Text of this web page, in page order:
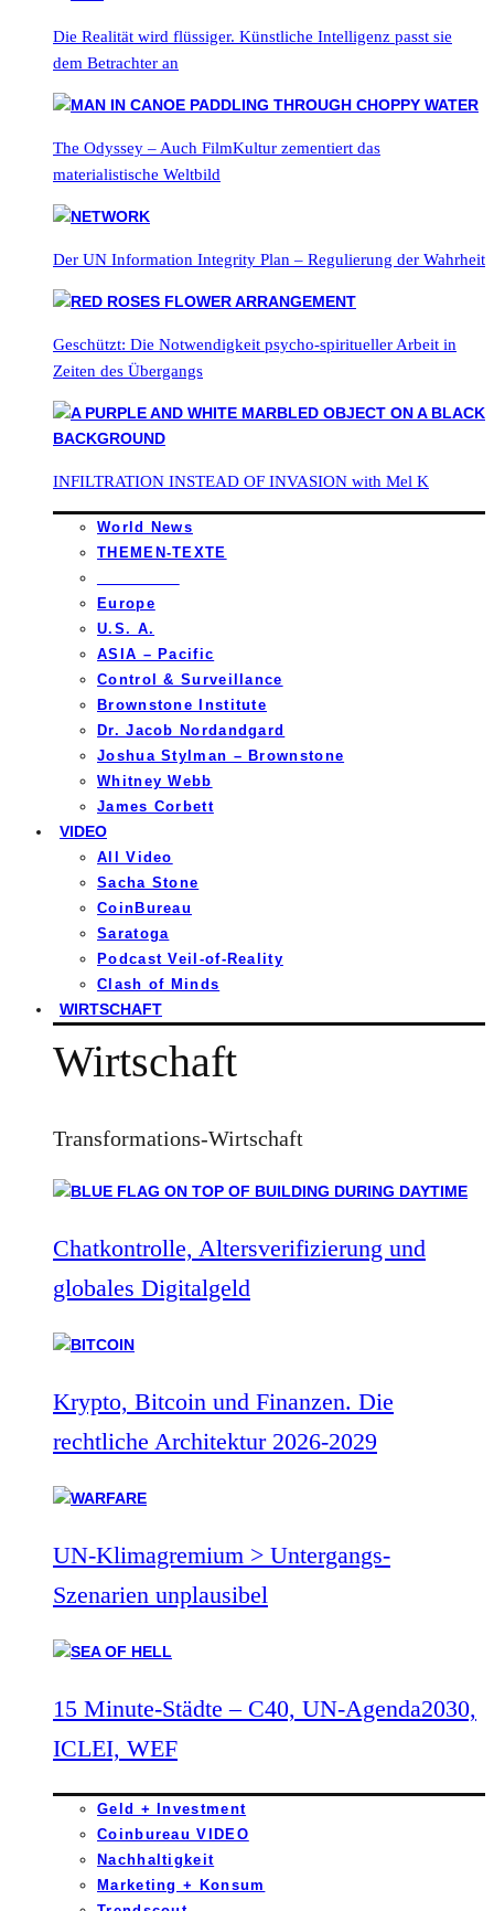
Die Realität wird flüssiger. Künstliche Intelligenz passt sie
dem Betrachter an
The Odyssey – Auch FilmKultur zementiert das
materialistische Weltbild
Der UN Information Integrity Plan – Regulierung der Wahrheit
Geschützt: Die Notwendigkeit psycho-spiritueller Arbeit in
Zeiten des Übergangs
INFILTRATION INSTEAD OF INVASION with Mel K
World News
THEMEN-TEXTE
Europe
U.S. A.
ASIA – Pacific
Control & Surveillance
Brownstone Institute
Dr. Jacob Nordandgard
Joshua Stylman – Brownstone
Whitney Webb
James Corbett
VIDEO
All Video
Sacha Stone
CoinBureau
Saratoga
Podcast Veil-of-Reality
Clash of Minds
WIRTSCHAFT
Wirtschaft
Transformations-Wirtschaft
Chatkontrolle, Altersverifizierung und
globales Digitalgeld
Krypto, Bitcoin und Finanzen. Die
rechtliche Architektur 2026-2029
UN-Klimagremium > Untergangs-
Szenarien unplausibel
15 Minute-Städte – C40, UN-Agenda2030,
ICLEI, WEF
Geld + Investment
Coinbureau VIDEO
Nachhaltigkeit
Marketing + Konsum